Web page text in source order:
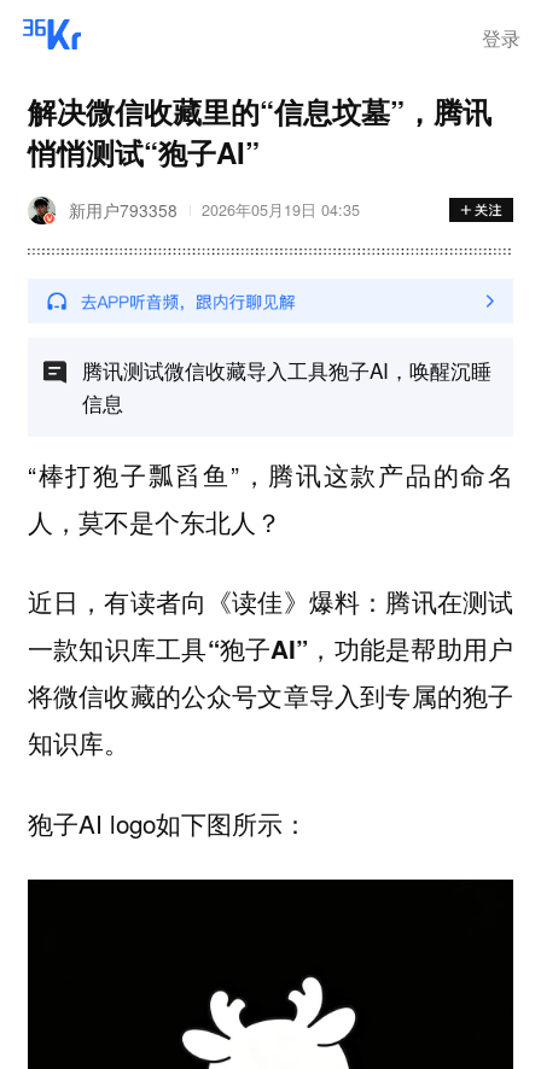
登录
解决微信收藏里的“信息坟墓”，腾讯
悄悄测试“狍子AI”
新用户793358 2026年05月19日 04:35
腾讯测试微信收藏导入工具狍子AI，唤醒沉睡
信息
“棒打狍子瓢舀鱼”，腾讯这款产品的命名
人，莫不是个东北人？
近日，有读者向《读佳》爆料：腾讯在测试
一款知识库工具“狍子AI” ，功能是帮助用户
将微信收藏的公众号文章导入到专属的狍子
知识库。
狍子AI logo如下图所示：